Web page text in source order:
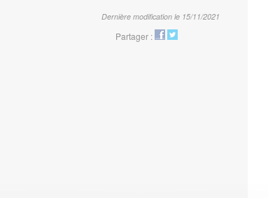
Dernière modification le 15/11/2021
Partager :